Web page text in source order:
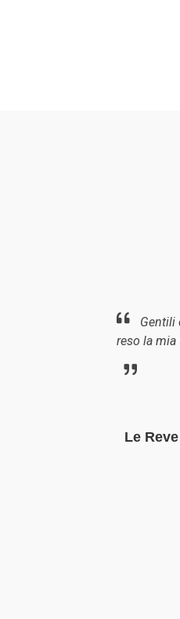
Gentili
reso la mia
Le Reve